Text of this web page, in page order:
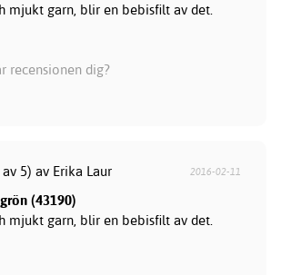
mjukt garn, blir en bebisfilt av det.
recensionen dig?
5) av Erika Laur 2016-02-11
(43190)
mjukt garn, blir en bebisfilt av det.